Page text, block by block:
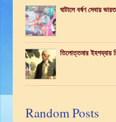
ঘাটালে বর্ষণ সেবায়
তিলোত্তমার ইহশয্যায়
Random Posts